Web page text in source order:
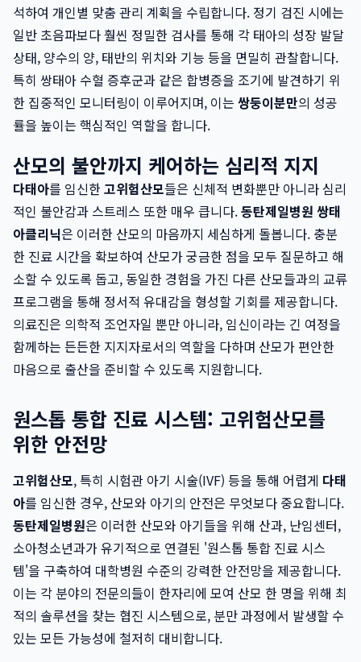
석하여 개인별 맞춤 관리 계획을 수립합니다. 정기 검진 시에는
일반 초음파보다 훨씬 정밀한 검사를 통해 각 태아의 성장 발달
상태, 양수의 양, 태반의 위치와 기능 등을 면밀히 관찰합니다.
특히 쌍태아 수혈 증후군과 같은 합병증을 조기에 발견하기 위
한 집중적인 모니터링이 이루어지며, 이는 쌍둥이분만의 성공
률을 높이는 핵심적인 역할을 합니다.
산모의 불안까지 케어하는 심리적 지지
다태아를 임신한고위험산모들은 신체적 변화뿐만 아니라 심리
적인 불안감과 스트레스 또한 매우 큽니다.동탄제일병원 쌍태
아클리닉은 이러한 산모의 마음까지 세심하게 돌봅니다. 충분
한 진료 시간을 확보하여 산모가 궁금한 점을 모두 질문하고 해
소할 수 있도록 돕고, 동일한 경험을 가진 다른 산모들과의 교류
프로그램을 통해 정서적 유대감을 형성할 기회를 제공합니다.
의료진은 의학적 조언자일 뿐만 아니라, 임신이라는 긴 여정을
함께하는 든든한 지지자로서의 역할을 다하며 산모가 편안한
마음으로 출산을 준비할 수 있도록 지원합니다.
원스톱 통합 진료 시스템: 고위험산모를
위한 안전망
고위험산모, 특히 시험관 아기 시술(IVF) 등을 통해 어렵게 다태
아를 임신한 경우, 산모와 아기의 안전은 무엇보다 중요합니다.
동탄제일병원은 이러한 산모와 아기들을 위해 산과, 난임센터,
소아청소년과가 유기적으로 연결된 '원스톱 통합 진료 시스
템'을 구축하여 대학병원 수준의 강력한 안전망을 제공합니다.
이는 각 분야의 전문의들이 한자리에 모여 산모 한 명을 위해 최
적의 솔루션을 찾는 협진 시스템으로, 분만 과정에서 발생할 수
있는 모든 가능성에 철저히 대비합니다.